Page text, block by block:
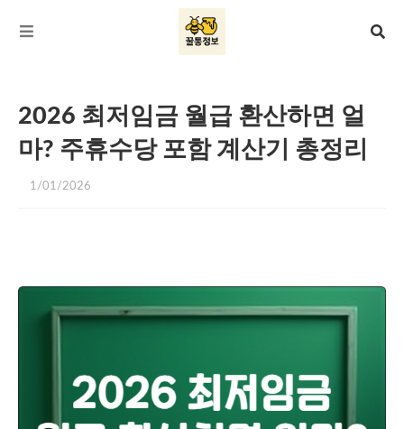
2026 최저임금 월급 환산하면 얼
마? 주휴수당 포함 계산기 총정리
1/01/2026